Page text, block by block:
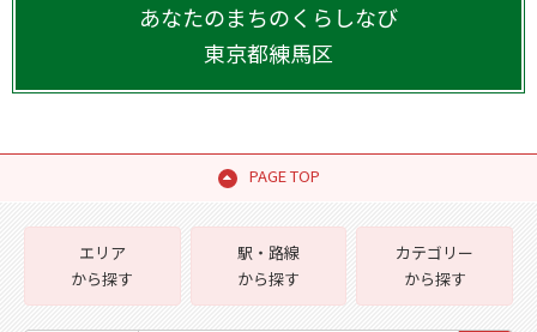
あなたのまちのくらしなび
東京都練馬区
PAGE TOP
エリア
から探す
駅・路線
から探す
カテゴリー
から探す